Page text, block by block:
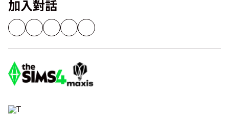
加入對話